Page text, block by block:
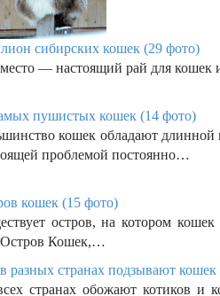
сибирских кошек (29 фото)
— настоящий рай для кошек
пушистых кошек (14 фото)
кошек обладают длинной
проблемой постоянно…
кошек (15 фото)
остров, на котором
Кошек,…
разных странах подзывают
странах обожают котиков и